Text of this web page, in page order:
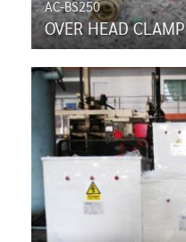
AC-BS250
OVER HEAD CLAMP